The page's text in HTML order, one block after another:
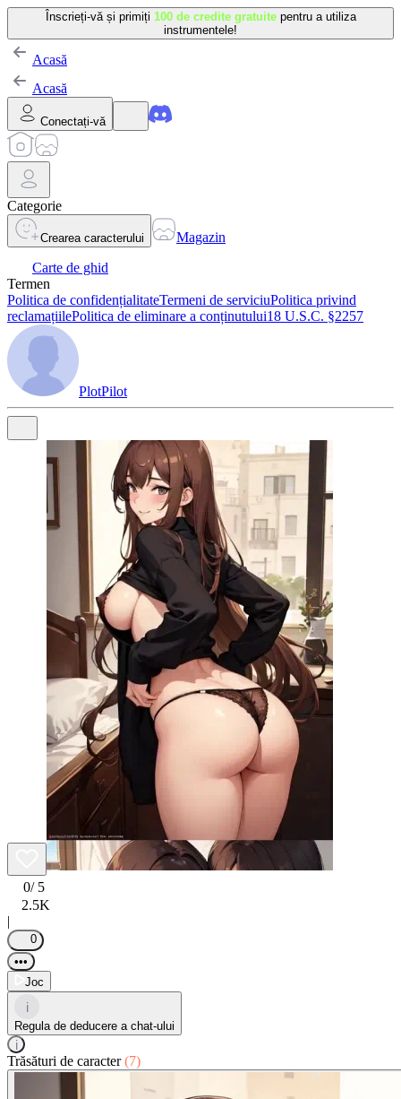
Înscrieți-vă și primiți 100 de credite gratuite pentru a utiliza
instrumentele!
Acasă
Acasă
Conectați-vă
Categorie
Crearea caracterului
Magazin
Carte de ghid
Termen
Politica de confidențialitateTermeni de serviciuPolitica privind
reclamațiilePolitica de eliminare a conținutului18 U.S.C. §2257
PlotPilot
0/ 5
2.5K
|
0
•••
Joc
i
Regula de deducere a chat-ului
i
Trăsături de caracter(7)